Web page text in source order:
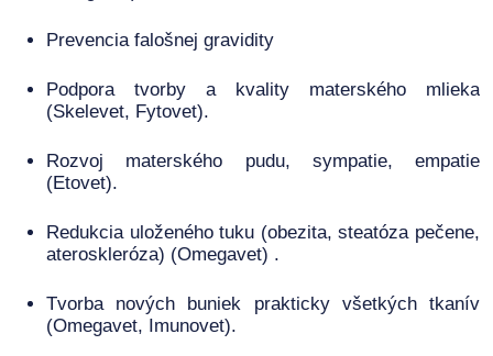
Prevencia falošnej gravidity
Podpora tvorby a kvality materského mlieka
(Skelevet, Fytovet).
Rozvoj materského pudu, sympatie, empatie
(Etovet).
Redukcia uloženého tuku (obezita, steatóza pečene,
ateroskleróza) (Omegavet) .
Tvorba nových buniek prakticky všetkých tkanív
(Omegavet, Imunovet).